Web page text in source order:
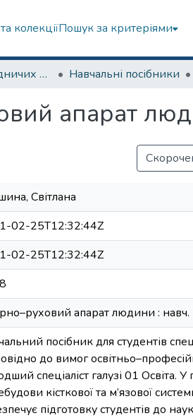
колекціїПошук за критеріями
Кафедра природничих наук та здоров'язбереження Навчальні посібники
апарат
Світлана
02-25T12:32:44Z
02-25T12:32:44Z
апарат людини : навч.
посібник для студентів
до вимог
спеціаліст галузі 01 Освіта.
кісткової та м’язової
підготовку студентів до